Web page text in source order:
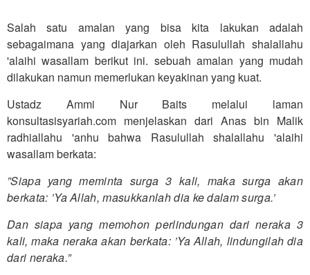
Salah satu amalan yang bisa kita lakukan adalah
sebagaimana yang diajarkan oleh Rasulullah shalallahu
'alaihi wasallam berikut ini. sebuah amalan yang mudah
dilakukan namun memerlukan keyakinan yang kuat.
Ustadz Ammi Nur Baits melalui laman
konsultasisyariah.com menjelaskan dari Anas bin Malik
radhiallahu 'anhu bahwa Rasulullah shalallahu 'alaihi
wasallam berkata:
”Siapa yang meminta surga 3 kali, maka surga akan
berkata: ’Ya Allah, masukkanlah dia ke dalam surga.’
Dan siapa yang memohon perlindungan dari neraka 3
kali, maka neraka akan berkata: ’Ya Allah, lindungilah dia
dari neraka.”